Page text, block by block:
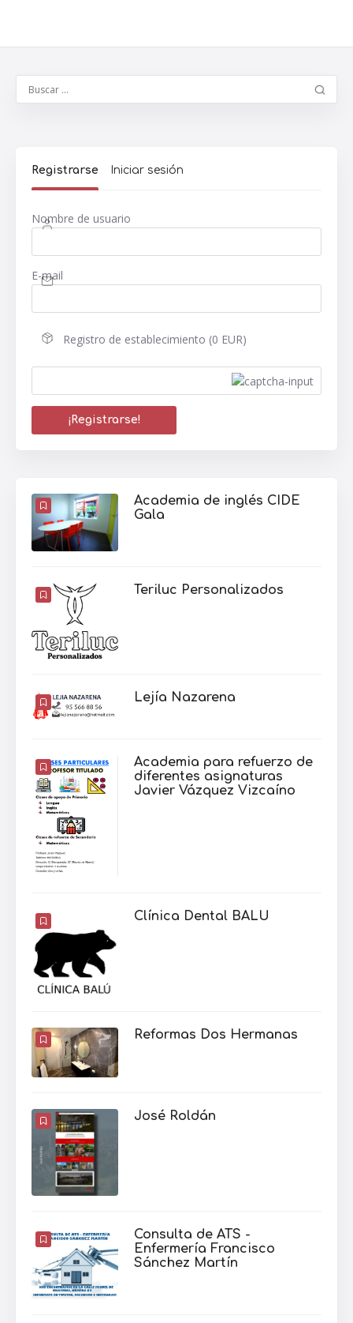
Registrarse Iniciar sesión
Nombre de usuario
E-mail
Registro de establecimiento (0 EUR)
Academia de inglés CIDE
Gala
Teriluc Personalizados
Lejía Nazarena
Academia para refuerzo de
diferentes asignaturas
Javier Vázquez Vizcaíno
Clínica Dental BALU
Reformas Dos Hermanas
José Roldán
Consulta de ATS -
Enfermería Francisco
Sánchez Martín